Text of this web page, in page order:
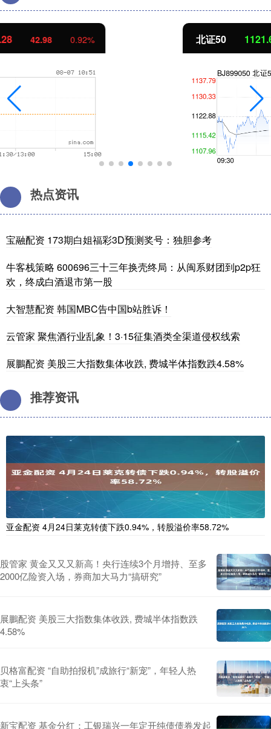
北证50 -0.11%
热点资讯
宝融配资 173期白姐福彩3D预测奖号：独胆参考
牛客栈策略 600696三十三年换壳终局：从闽系财团到p2p狂
欢，终成白酒退市第一股
大智慧配资 韩国MBC告中国b站胜诉！
云管家 聚焦酒行业乱象！3·15征集酒类全渠道侵权线索
展鵬配资 美股三大指数集体收跌, 费城半体指数跌4.58%
推荐资讯
亚金配资 4月24日莱克转债下跌0.94%，转股溢价率58.72%
股管家 黄金又又又新高！央行连续3个月增持、至多
2000亿险资入场，券商加大马力“搞研究”
展鵬配资 美股三大指数集体收跌, 费城半体指数跌
4.58%
贝格富配资 “自助拍报机”成旅行“新宠”，年轻人热
衷“上头条”
新宝配资 基金分红：工银瑞兴一年定开纯债债券发起